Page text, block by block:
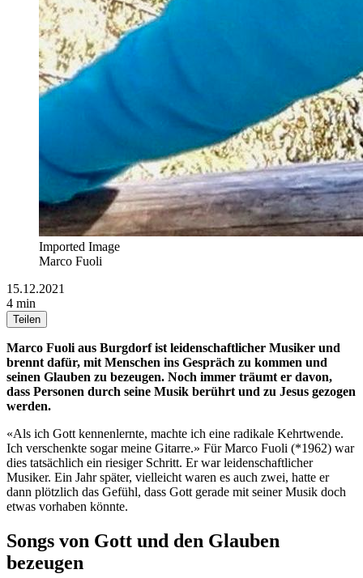
Imported Image
Marco Fuoli
15.12.2021
4 min
Teilen
Marco Fuoli aus Burgdorf ist leidenschaftlicher Musiker und
brennt dafür, mit Menschen ins Gespräch zu kommen und
seinen Glauben zu bezeugen. Noch immer träumt er davon,
dass Personen durch seine Musik berührt und zu Jesus gezogen
werden.
«Als ich Gott kennenlernte, machte ich eine radikale Kehrtwende.
Ich verschenkte sogar meine Gitarre.» Für Marco Fuoli (*1962) war
dies tatsächlich ein riesiger Schritt. Er war leidenschaftlicher
Musiker. Ein Jahr später, vielleicht waren es auch zwei, hatte er
dann plötzlich das Gefühl, dass Gott gerade mit seiner Musik doch
etwas vorhaben könnte.
Songs von Gott und den Glauben
bezeugen